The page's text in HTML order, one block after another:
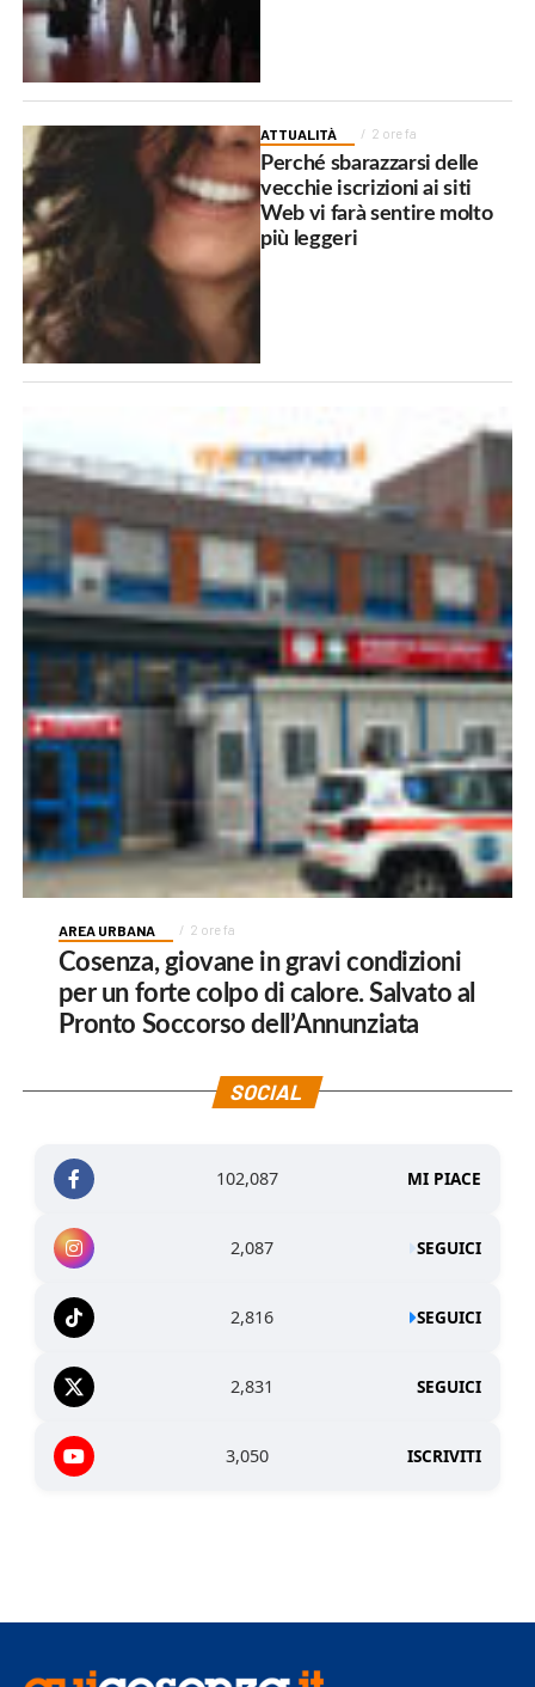
ATTUALITÀ 2 ore fa
Perché sbarazzarsi delle
vecchie iscrizioni ai siti
Web vi farà sentire molto
più leggeri
AREA URBANA 2 ore fa
Cosenza, giovane in gravi condizioni
per un forte colpo di calore. Salvato al
Pronto Soccorso dell’Annunziata
SOCIAL
102,087 MI PIACE
2,087 SEGUICI
2,816 SEGUICI
2,831 SEGUICI
3,050 ISCRIVITI